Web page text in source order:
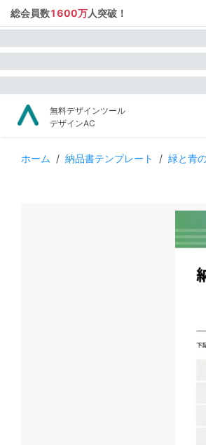
総会員数1600万人突破！
無料デザインツール
デザインAC
ホーム / 納品書テンプレート / 緑と青